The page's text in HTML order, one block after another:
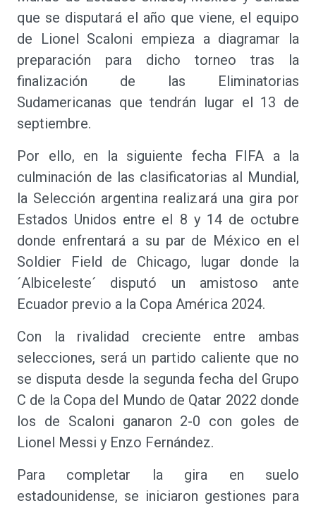
que se disputará el año que viene, el equipo
de Lionel Scaloni empieza a diagramar la
preparación para dicho torneo tras la
finalización de las Eliminatorias
Sudamericanas que tendrán lugar el 13 de
septiembre.
Por ello, en la siguiente fecha FIFA a la
culminación de las clasificatorias al Mundial,
la Selección argentina realizará una gira por
Estados Unidos entre el 8 y 14 de octubre
donde enfrentará a su par de México en el
Soldier Field de Chicago, lugar donde la
´Albiceleste´ disputó un amistoso ante
Ecuador previo a la Copa América 2024.
Con la rivalidad creciente entre ambas
selecciones, será un partido caliente que no
se disputa desde la segunda fecha del Grupo
C de la Copa del Mundo de Qatar 2022 donde
los de Scaloni ganaron 2-0 con goles de
Lionel Messi y Enzo Fernández.
Para completar la gira en suelo
estadounidense, se iniciaron gestiones para